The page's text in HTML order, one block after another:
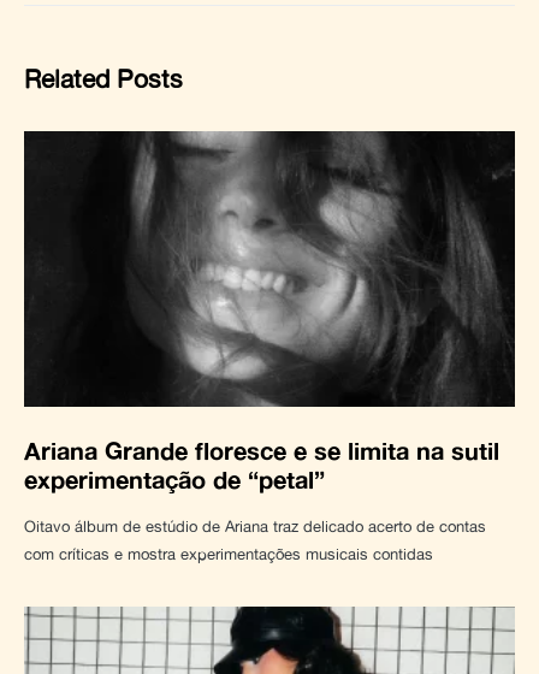
Related Posts
Ariana Grande floresce e se limita na sutil
experimentação de “petal”
Oitavo álbum de estúdio de Ariana traz delicado acerto de contas
com críticas e mostra experimentações musicais contidas